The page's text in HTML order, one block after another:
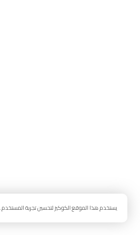
يستخدم هذا الموقع الكوكيز لتحسين تجربة المستخدم.